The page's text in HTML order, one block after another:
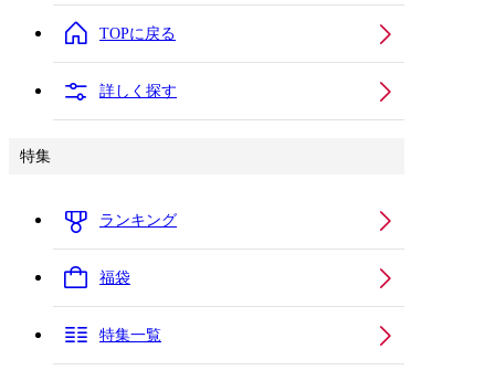
TOPに戻る
詳しく探す
特集
ランキング
福袋
特集一覧